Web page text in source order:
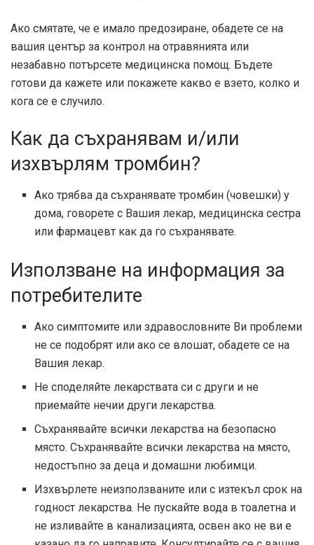
Ако смятате, че е имало предозиране, обадете се на
вашия център за контрол на отравянията или
незабавно потърсете медицинска помощ. Бъдете
готови да кажете или покажете какво е взето, колко и
кога се е случило.
Как да съхранявам и/или
изхвърлям тромбин?
Ако трябва да съхранявате тромбин (човешки) у
дома, говорете с Вашия лекар, медицинска сестра
или фармацевт как да го съхранявате.
Използване на информация за
потребителите
Ако симптомите или здравословните Ви проблеми
не се подобрят или ако се влошат, обадете се на
Вашия лекар.
Не споделяйте лекарствата си с други и не
приемайте нечии други лекарства.
Съхранявайте всички лекарства на безопасно
място. Съхранявайте всички лекарства на място,
недостъпно за деца и домашни любимци.
Изхвърлете неизползваните или с изтекъл срок на
годност лекарства. Не пускайте вода в тоалетна и
не изливайте в канализацията, освен ако не ви е